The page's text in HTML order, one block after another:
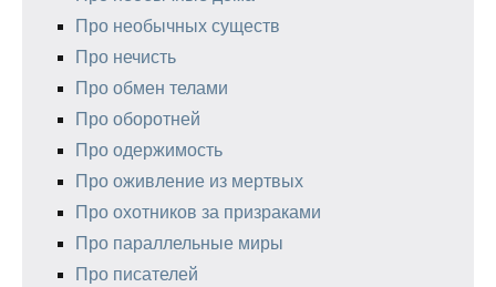
Про необычных существ
Про нечисть
Про обмен телами
Про оборотней
Про одержимость
Про оживление из мертвых
Про охотников за призраками
Про параллельные миры
Про писателей